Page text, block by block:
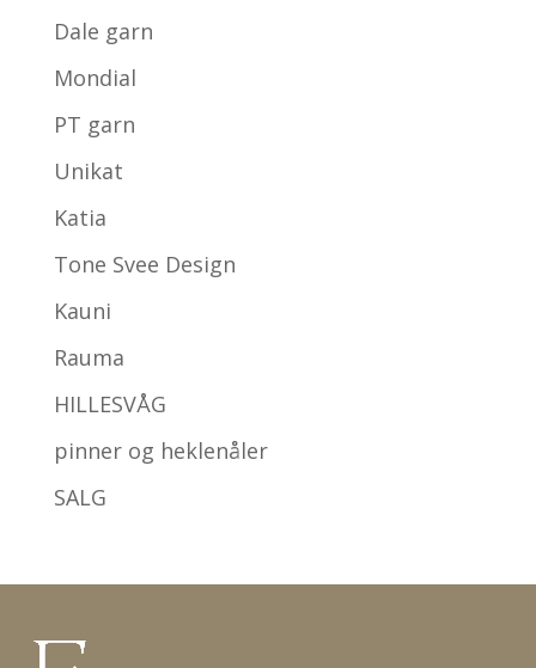
Dale garn
Mondial
PT garn
Unikat
Katia
Tone Svee Design
Kauni
Rauma
HILLESVÅG
pinner og heklenåler
SALG